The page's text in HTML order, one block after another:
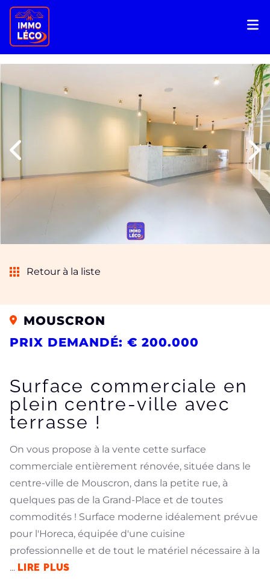
Retour à la liste
MOUSCRON
PRIX DEMANDÉ: € 200.000
Surface commerciale en
plein centre-ville avec
terrasse !
On vous propose à la vente cette surface
commerciale entièrement rénovée, située dans le
centre-ville de Mouscron, dans la petite rue, à
quelques pas de la Grand-Place et de toutes
commodités ! Surface moderne idéalement prévue
pour l'Horeca, équipée d'une cuisine
professionnelle et de tout le matériel nécessaire à la
... LIRE PLUS